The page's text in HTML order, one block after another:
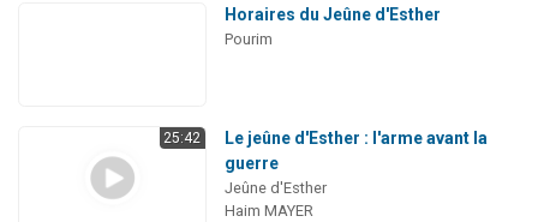
Horaires du Jeûne d'Esther
Pourim
25:42
Le jeûne d'Esther : l'arme avant la
guerre
Jeûne d'Esther
Haim MAYER